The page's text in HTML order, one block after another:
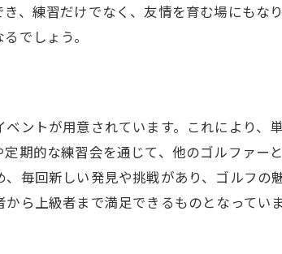
クラブ選び
スイング改善
きるウテミルのインドアゴルフスクールの
ラブの発送サービス
ルフを楽しむ方法
テップ
アに便利
、練習だけでなく、友情を育む場にもな
でしょう。
ントが用意されています。これにより、
期的な練習会を通じて、他のゴルファー
毎回新しい発見や挑戦があり、ゴルフの
ら上級者まで満足できるものとなっていま